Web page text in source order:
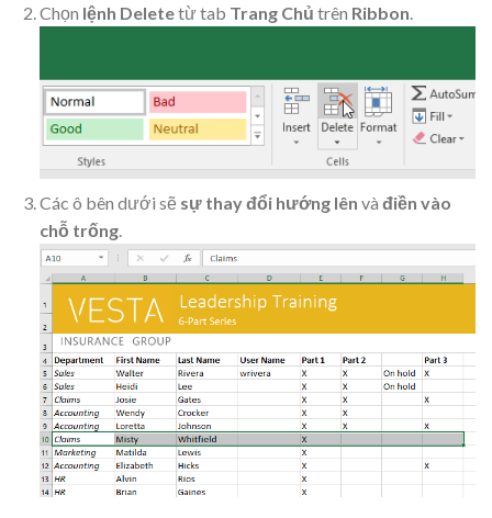
Chọn lệnh Deletetừ tab Trang Chủ trên Ribbon.
Các ô bên dưới sẽ sự thay đổi hướng lên và điền vào
chỗ trống.